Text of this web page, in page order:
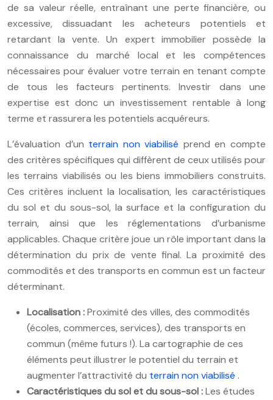
de sa valeur réelle, entraînant une perte financière, ou
excessive, dissuadant les acheteurs potentiels et
retardant la vente. Un expert immobilier possède la
connaissance du marché local et les compétences
nécessaires pour évaluer votre terrain en tenant compte
de tous les facteurs pertinents. Investir dans une
expertise est donc un investissement rentable à long
terme et rassurera les potentiels acquéreurs.
L’évaluation d’un terrain non viabilisé prend en compte
des critères spécifiques qui diffèrent de ceux utilisés pour
les terrains viabilisés ou les biens immobiliers construits.
Ces critères incluent la localisation, les caractéristiques
du sol et du sous-sol, la surface et la configuration du
terrain, ainsi que les réglementations d’urbanisme
applicables. Chaque critère joue un rôle important dans la
détermination du prix de vente final. La proximité des
commodités et des transports en commun est un facteur
déterminant.
Localisation :Proximité des villes, des commodités
(écoles, commerces, services), des transports en
commun (même futurs !). La cartographie de ces
éléments peut illustrer le potentiel du terrain et
augmenter l’attractivité du terrain non viabilisé .
Caractéristiques du sol et du sous-sol :Les études